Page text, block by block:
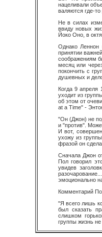
нацеливали
валяются где-то
Не в силах
ввиду новых
Йоко Оно, в
Однако
принятии
соображениям
месяц или
покончить с
душевных и
Когда 9 апреля
уходит из
об этом от
at a Time" -
"Он (Джон) не
и "против".
И вот,
ухожу из
фразой он
Сначала Джон
Пол говорил
увидев
эмоционально
Комментарий
"Я всего лишь
был сказать
слишком
группы жизнь не